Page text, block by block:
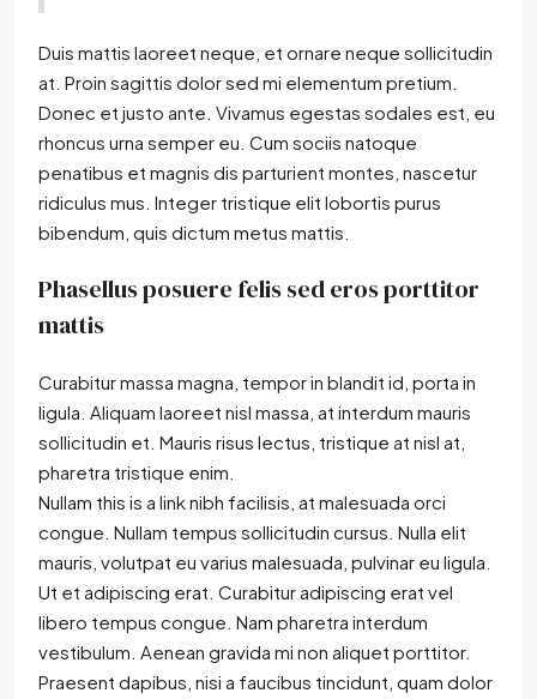
Duis mattis laoreet neque, et ornare neque sollicitudin
at. Proin sagittis dolor sed mi elementum pretium.
Donec et justo ante. Vivamus egestas sodales est, eu
rhoncus urna semper eu. Cum sociis natoque
penatibus et magnis dis parturient montes, nascetur
ridiculus mus. Integer tristique elit lobortis purus
bibendum, quis dictum metus mattis.
Phasellus posuere felis sed eros porttitor
mattis
Curabitur massa magna, tempor in blandit id, porta in
ligula. Aliquam laoreet nisl massa, at interdum mauris
sollicitudin et. Mauris risus lectus, tristique at nisl at,
pharetra tristique enim.
Nullam this is a link nibh facilisis, at malesuada orci
congue. Nullam tempus sollicitudin cursus. Nulla elit
mauris, volutpat eu varius malesuada, pulvinar eu ligula.
Ut et adipiscing erat. Curabitur adipiscing erat vel
libero tempus congue. Nam pharetra interdum
vestibulum. Aenean gravida mi non aliquet porttitor.
Praesent dapibus, nisi a faucibus tincidunt, quam dolor